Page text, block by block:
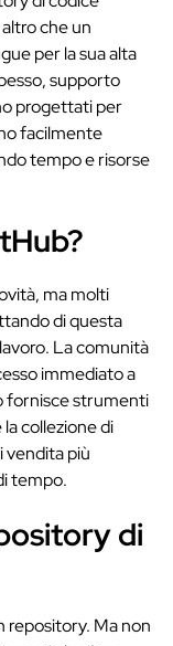
che un
per la sua alta
supporto
progettati per
facilmente
tempo e risorse
ma molti
di questa
La comunità
immediato a
fornisce strumenti
collezione di
vendita più
tempo.
di
repository. Ma non